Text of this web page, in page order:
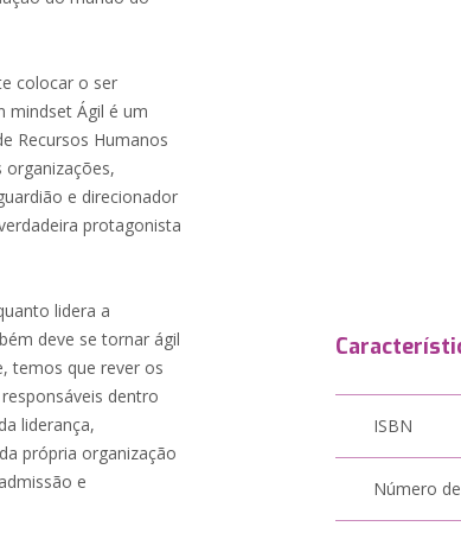
colocar o ser
mindset Ágil é um
Recursos Humanos
e direcionador
protagonista
lidera a
deve se tornar ágil
temos que rever os
dentro
liderança,
própria organização
e
ISBN
Número